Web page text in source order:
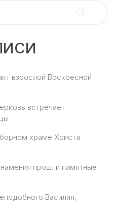
взрослой Воскресной
встречает
храме Христа
прошли памятные
Василия,